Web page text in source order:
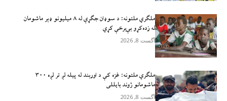
ملګري ملتونه: د سوډان جګړې له ۸ میلیونو ډېر ماشومان
له زده‌کړو بې‌برخې کړي
آگست 8, 2026
ملګري ملتونه: غزه کې د اوربند له پیله لږ تر لږه ۳۰۰
ماشومانو ژوند بايللی
آگست 8, 2026